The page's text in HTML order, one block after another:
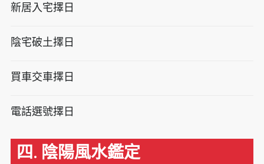
新居入宅擇日
陰宅破土擇日
買車交車擇日
電話選號擇日
四. 陰陽風水鑑定